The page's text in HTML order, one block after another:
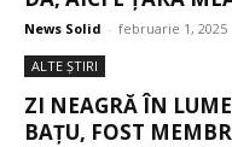
News Solid - februarie 1, 2025
ALTE ŞTIRI
ZI NEAGRĂ ÎN
BAȚU, FOST